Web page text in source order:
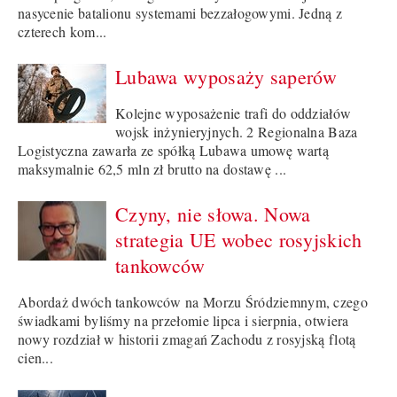
nasycenie batalionu systemami bezzałogowymi. Jedną z
czterech kom...
Lubawa wyposaży saperów
Kolejne wyposażenie trafi do oddziałów
wojsk inżynieryjnych. 2 Regionalna Baza
Logistyczna zawarła ze spółką Lubawa umowę wartą
maksymalnie 62,5 mln zł brutto na dostawę ...
Czyny, nie słowa. Nowa
strategia UE wobec rosyjskich
tankowców
Abordaż dwóch tankowców na Morzu Śródziemnym, czego
świadkami byliśmy na przełomie lipca i sierpnia, otwiera
nowy rozdział w historii zmagań Zachodu z rosyjską flotą
cien...